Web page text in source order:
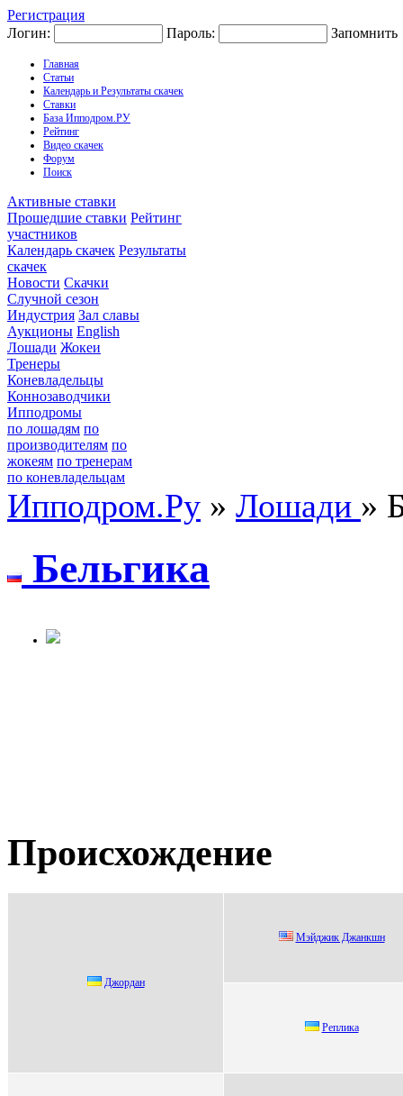
Регистрация
Логин:
Пароль: Запомнить
Главная
Статьи
Календарь и Результаты скачек
Ставки
База Ипподром.РУ
Рейтинг
Видео скачек
Форум
Поиск
Активные ставки
Прошедшие ставки Рейтинг
участников
Календарь скачек Результаты
скачек
Новости Скачки
Случной сезон
Индустрия Зал славы
Аукционы English
Лошади Жокеи
Тренеры
Коневладельцы
Коннозаводчики
Ипподромы
по лошадям по
производителям по
жокеям по тренерам
по коневладельцам
Ипподром.Ру » Лошади »
Бeльгика
Происхождение
Джоpдан
Мэйджик Джанкшн
Pепликa